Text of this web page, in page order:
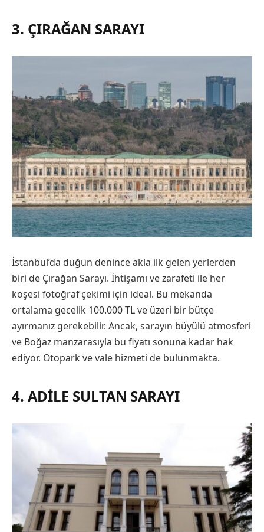
3. ÇIRAĞAN SARAYI
İstanbul’da düğün denince akla ilk gelen yerlerden
biri de Çırağan Sarayı. İhtişamı ve zarafeti ile her
köşesi fotoğraf çekimi için ideal. Bu mekanda
ortalama gecelik 100.000 TL ve üzeri bir bütçe
ayırmanız gerekebilir. Ancak, sarayın büyülü atmosferi
ve Boğaz manzarasıyla bu fiyatı sonuna kadar hak
ediyor. Otopark ve vale hizmeti de bulunmakta.
4. ADILE SULTAN SARAYI